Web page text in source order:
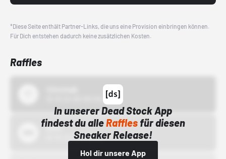
*Diese Seite enthält Partner-Links, die uns eine Provision einbringen können.
Für Dich entstehen dadurch keine zusätzlichen Kosten.
Raffles
In unserer Dead Stock App
findest du alleRafflesfür diesen
Sneaker Release!
Hol dir unsere App
Bstn
01.10.22 00:00 Uhr